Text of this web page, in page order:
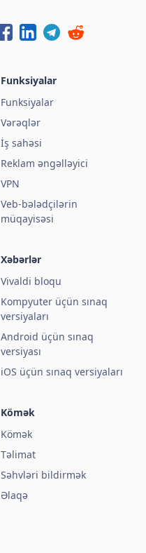
Funksiyalar
Funksiyalar
Vərəqlər
İş sahəsi
Reklam əngəlləyici
VPN
Veb-bələdçilərin
müqayisəsi
Xəbərlər
Vivaldi bloqu
Kompyuter üçün sınaq
versiyaları
Android üçün sınaq
versiyası
iOS üçün sınaq versiyaları
Kömək
Kömək
Təlimat
Səhvləri bildirmək
Əlaqə